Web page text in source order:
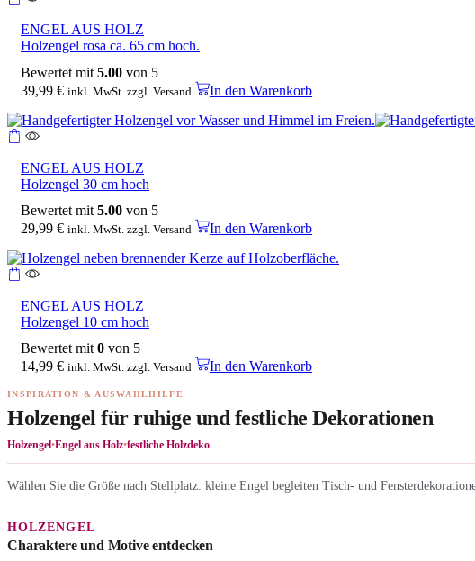
ENGEL AUS HOLZ
Holzengel rosa ca. 65 cm hoch.
Bewertet mit 5.00 von 5
39,99 € inkl. MwSt. zzgl. Versand In den Warenkorb
ENGEL AUS HOLZ
Holzengel 30 cm hoch
Bewertet mit 5.00 von 5
29,99 € inkl. MwSt. zzgl. Versand In den Warenkorb
ENGEL AUS HOLZ
Holzengel 10 cm hoch
Bewertet mit 0 von 5
14,99 € inkl. MwSt. zzgl. Versand In den Warenkorb
INSPIRATION & AUSWAHLHILFE
Holzengel für ruhige und festliche Dekorationen
Holzengel•Engel aus Holz•festliche Holzdeko
Wählen Sie die Größe nach Stellplatz: kleine Engel begleiten Tisch- und
HOLZENGEL
Charaktere und Motive entdecken